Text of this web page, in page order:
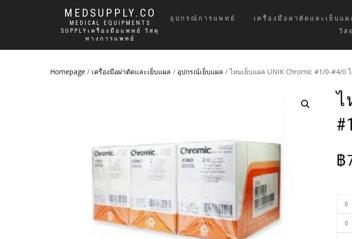
MEDSUPPLY.CO
MEDICAL EQUIPMENTS
SUPPLYเครื่องมือแพทย์ วัสดุ
ทางการแพทย์
อุปกรณ์การแพทย์ เครื่องมือผ่าตัดและเย็บแผ
วัส
Homepage / เครื่องมือผ่าตัดและเย็บแผล / อุปกรณ์เย็บแผล / ไหมเย็บแผล UNIK Chromic #1/0-#4/0
ไ
฿